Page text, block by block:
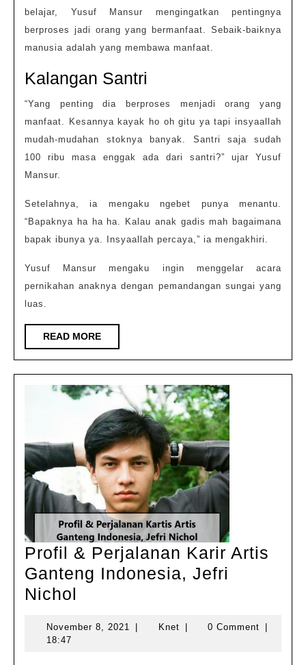
belajar, Yusuf Mansur mengingatkan pentingnya
berproses jadi orang yang bermanfaat. Sebaik-baiknya
manusia adalah yang membawa manfaat.
Kalangan Santri
“Yang penting dia berproses menjadi orang yang
manfaat. Kesannya kayak ho oh gitu ya tapi insyaallah
mudah-mudahan stoknya banyak. Santri saja sudah
100 ribu masa enggak ada dari santri?” ujar Yusuf
Mansur.
Setelahnya, ia mengaku ngebet punya menantu.
“Bapaknya ha ha ha. Kalau anak gadis mah bagaimana
bapak ibunya ya. Insyaallah percaya,” ia mengakhiri.
Yusuf Mansur mengaku ingin menggelar acara
pernikahan anaknya dengan pemandangan sungai yang
luas.
READ MOREREAD
MORE
Profil & Perjalanan Karir Artis
Ganteng Indonesia, Jefri
Nichol
Perjalanan
November 8, 2021 November
KnetKnet 0 Comment
18:47